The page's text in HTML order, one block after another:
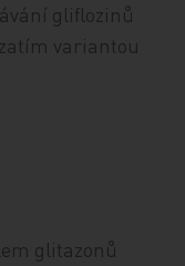
gliflozinů
variantou
glitazonů